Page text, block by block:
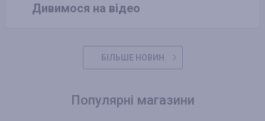
Дивимося на відео
БІЛЬШЕ НОВИН
Популярні магазини